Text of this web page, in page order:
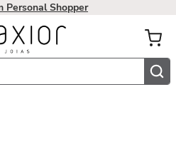
Personal Shopper